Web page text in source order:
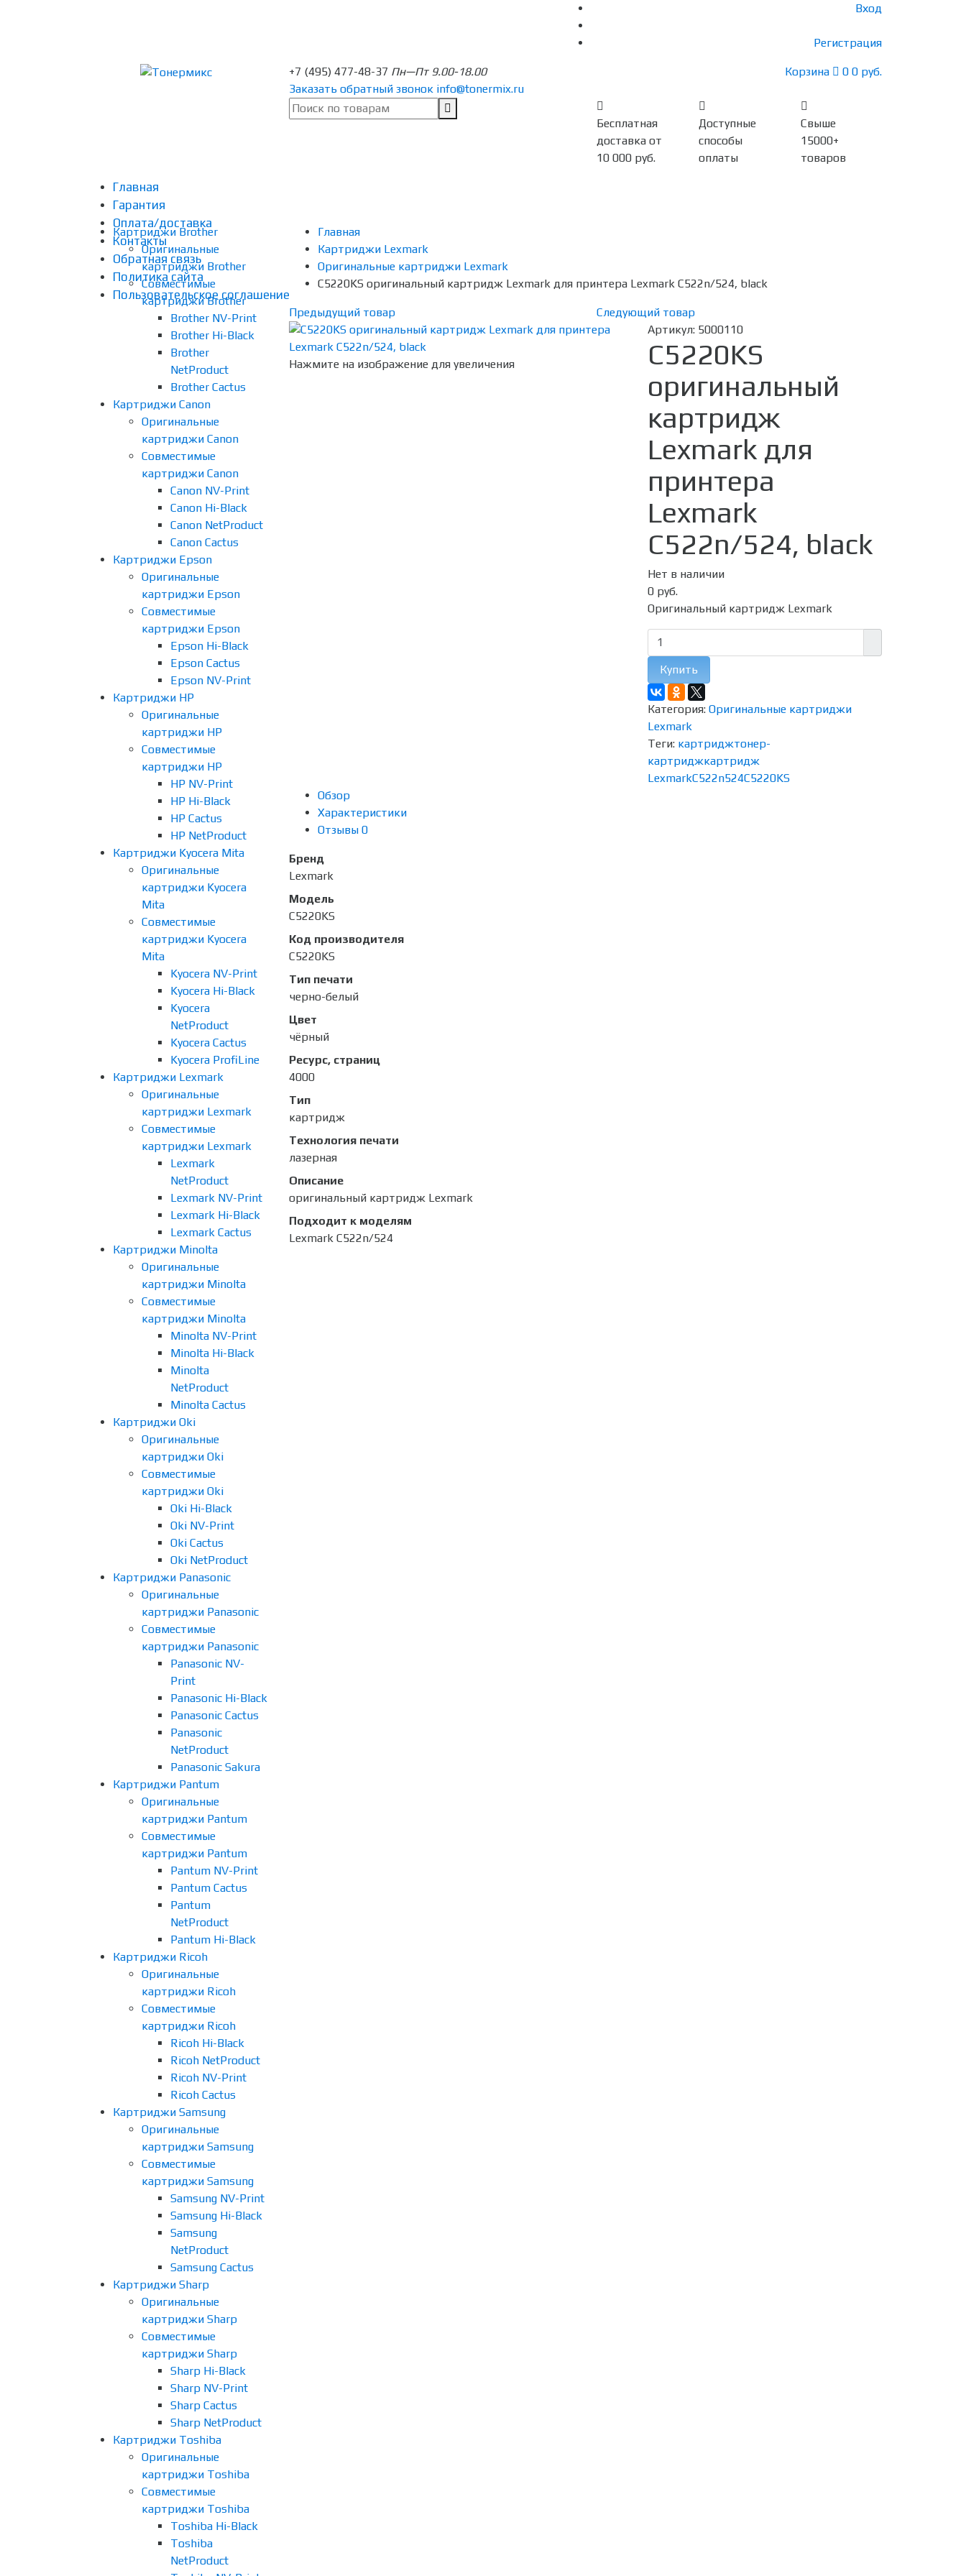
Вход
Регистрация
+7 (495) 477-48-37 Пн—Пт 9.00-18.00
Заказать обратный звонок info@tonermix.ru
Корзина 0 0 руб.
Бесплатная
доставка от
10 000 руб.
Доступные
способы
оплаты
Свыше
15000+
товаров
Главная
Гарантия
Оплата/доставка
Контакты
Обратная связь
Политика сайта
Пользовательское соглашение
Картриджи Brother
Оригинальные
картриджи Brother
Совместимые
картриджи Brother
Brother NV-Print
Brother Hi-Black
Brother
NetProduct
Brother Cactus
Картриджи Canon
Оригинальные
картриджи Canon
Совместимые
картриджи Canon
Canon NV-Print
Canon Hi-Black
Canon NetProduct
Canon Cactus
Картриджи Epson
Оригинальные
картриджи Epson
Совместимые
картриджи Epson
Epson Hi-Black
Epson Cactus
Epson NV-Print
Картриджи HP
Оригинальные
картриджи HP
Совместимые
картриджи HP
HP NV-Print
HP Hi-Black
HP Cactus
HP NetProduct
Картриджи Kyocera Mita
Оригинальные
картриджи Kyocera
Mita
Совместимые
картриджи Kyocera
Mita
Kyocera NV-Print
Kyocera Hi-Black
Kyocera
NetProduct
Kyocera Cactus
Kyocera ProfiLine
Картриджи Lexmark
Оригинальные
картриджи Lexmark
Совместимые
картриджи Lexmark
Lexmark
NetProduct
Lexmark NV-Print
Lexmark Hi-Black
Lexmark Cactus
Картриджи Minolta
Оригинальные
картриджи Minolta
Совместимые
картриджи Minolta
Minolta NV-Print
Minolta Hi-Black
Minolta
NetProduct
Minolta Cactus
Картриджи Oki
Оригинальные
картриджи Oki
Совместимые
картриджи Oki
Oki Hi-Black
Oki NV-Print
Oki Cactus
Oki NetProduct
Картриджи Panasonic
Оригинальные
картриджи Panasonic
Совместимые
картриджи Panasonic
Panasonic NV-
Print
Panasonic Hi-Black
Panasonic Cactus
Panasonic
NetProduct
Panasonic Sakura
Картриджи Pantum
Оригинальные
картриджи Pantum
Совместимые
картриджи Pantum
Pantum NV-Print
Pantum Cactus
Pantum
NetProduct
Pantum Hi-Black
Картриджи Ricoh
Оригинальные
картриджи Ricoh
Совместимые
картриджи Ricoh
Ricoh Hi-Black
Ricoh NetProduct
Ricoh NV-Print
Ricoh Cactus
Картриджи Samsung
Оригинальные
картриджи Samsung
Совместимые
картриджи Samsung
Samsung NV-Print
Samsung Hi-Black
Samsung
NetProduct
Samsung Cactus
Картриджи Sharp
Оригинальные
картриджи Sharp
Совместимые
картриджи Sharp
Sharp Hi-Black
Sharp NV-Print
Sharp Cactus
Sharp NetProduct
Картриджи Toshiba
Оригинальные
картриджи Toshiba
Совместимые
картриджи Toshiba
Toshiba Hi-Black
Toshiba
NetProduct
Главная
Картриджи Lexmark
Оригинальные картриджи Lexmark
C5220KS оригинальный картридж Lexmark для принтера Lexmark C522n/524, black
Предыдущий товар Следующий товар
Нажмите на изображение для увеличения
Артикул: 5000110
C5220KS
оригинальный
картридж
Lexmark для
принтера
Lexmark
C522n/524, black
Нет в наличии
0 руб.
Оригинальный картридж Lexmark
Купить
Категория: Оригинальные картриджи
Lexmark
Теги: картриджтонер-
картриджкартридж
LexmarkC522n524C5220KS
Обзор
Характеристики
Отзывы 0
Бренд
Lexmark
Модель
C5220KS
Код производителя
C5220KS
Тип печати
черно-белый
Цвет
чёрный
Ресурс, страниц
4000
Тип
картридж
Технология печати
лазерная
Описание
оригинальный картридж Lexmark
Подходит к моделям
Lexmark C522n/524